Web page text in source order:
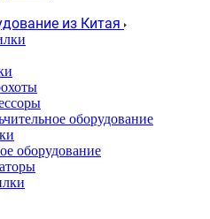
из Китая
оборудование
оборудование